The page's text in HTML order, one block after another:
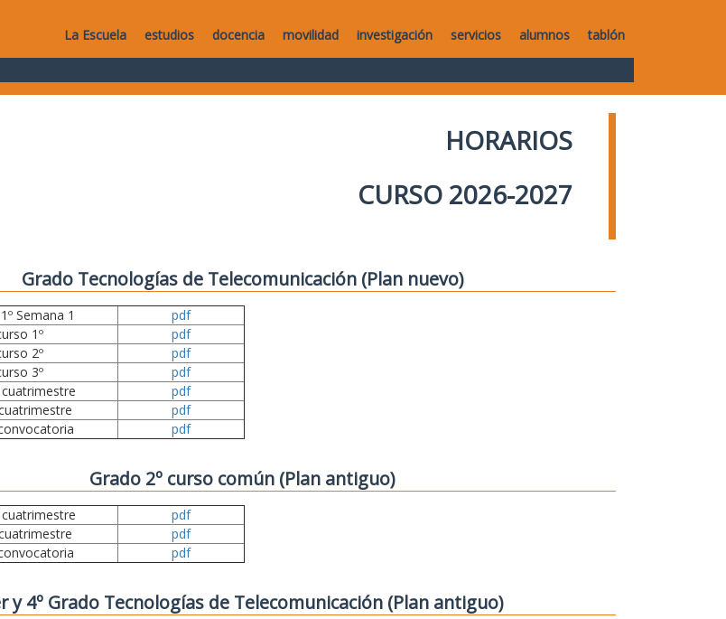
La Escuela estudios docencia movilidad investigación servicios alumnos tablón
HORARIOS
CURSO 2026-2027
Grado Tecnologías de Telecomunicación (Plan nuevo)
Semana 1
pdf
1º
pdf
2º
pdf
3º
pdf
pdf
pdf
pdf
Grado 2º curso común (Plan antiguo)
pdf
pdf
pdf
y 4º Grado Tecnologías de Telecomunicación (Plan antiguo)